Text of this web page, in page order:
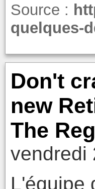
Source :
quelques-
Don't
new
The
vendredi
L'équipe